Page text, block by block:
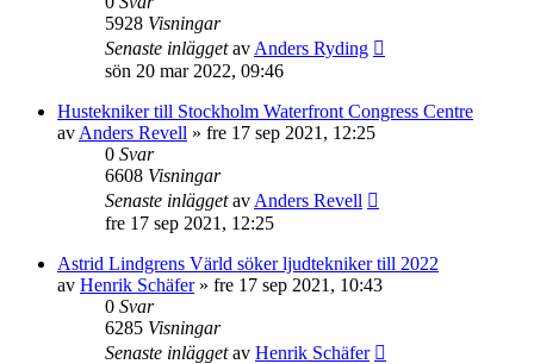
5928 Visningar
Senaste inläggetav Anders Ryding
sön 20 mar 2022, 09:46
Hustekniker till Stockholm Waterfront Congress Centre
av Anders Revell » fre 17 sep 2021, 12:25
0 Svar
6608 Visningar
Senaste inläggetav Anders Revell
fre 17 sep 2021, 12:25
Astrid Lindgrens Värld söker ljudtekniker till 2022
av Henrik Schäfer» fre 17 sep 2021, 10:43
0 Svar
6285 Visningar
Senaste inläggetav Henrik Schäfer